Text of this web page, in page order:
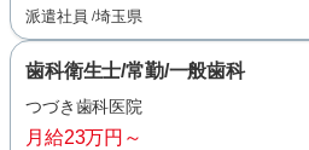
派遣社員 埼玉県
歯科衛生士/常勤/一般歯科
つづき歯科医院
月給23万円～